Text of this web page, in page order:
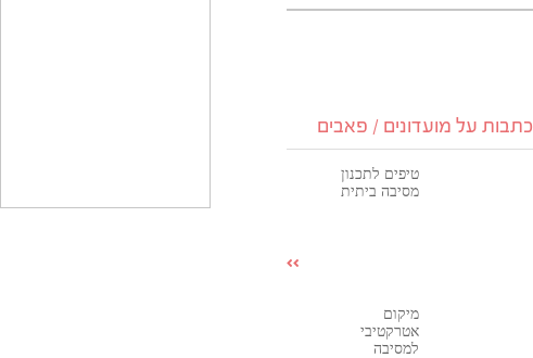
כתבות על מועדונים / פאבים
טיפים לתכנון
מסיבה ביתית
מיקום
אטרקטיבי
למסיבה